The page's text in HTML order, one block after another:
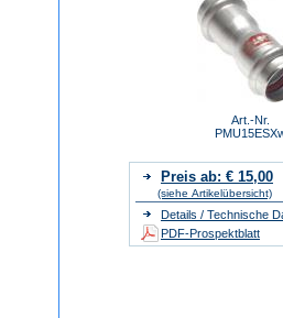
Art.-Nr.
Preis ab: € 15,00
(siehe Artikelübersicht)
Details / Technische
PDF-Prospektblatt